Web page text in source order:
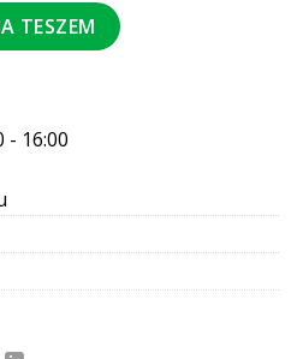
csomag, 40 db / doboz
TESZEM
- 16:00